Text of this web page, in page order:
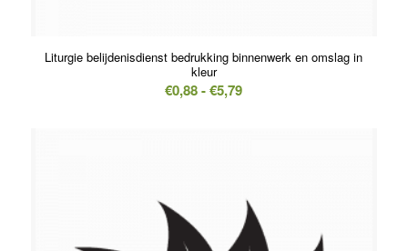
Liturgie belijdenisdienst bedrukking binnenwerk en omslag in
kleur
€0,88 - €5,79Prijsklasse: